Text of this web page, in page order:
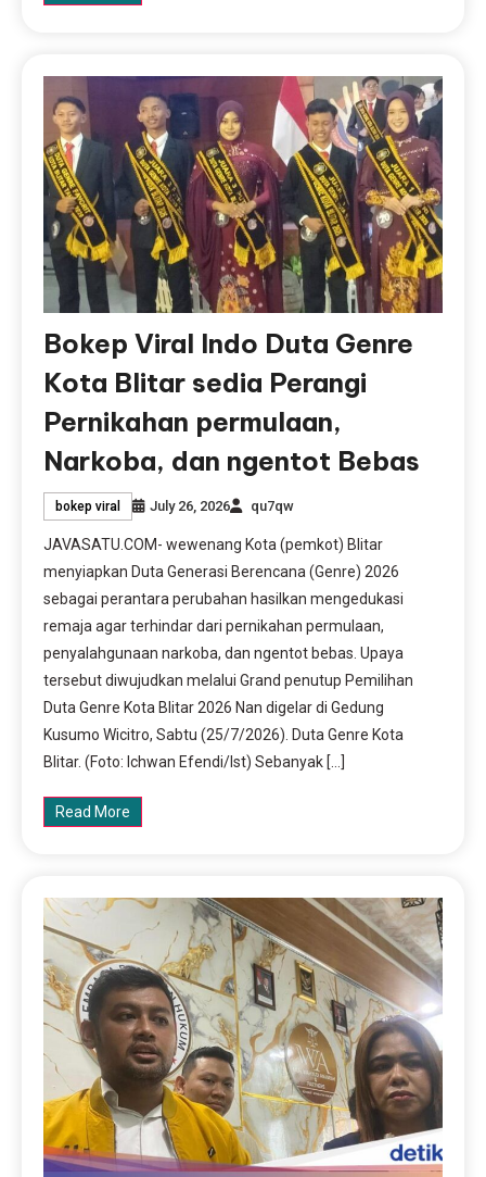
Bokep Viral Indo Duta Genre
Kota Blitar sedia Perangi
Pernikahan permulaan,
Narkoba, dan ngentot Bebas
bokep viral July 26, 2026 qu7qw
JAVASATU.COM- wewenang Kota (pemkot) Blitar
menyiapkan Duta Generasi Berencana (Genre) 2026
sebagai perantara perubahan hasilkan mengedukasi
remaja agar terhindar dari pernikahan permulaan,
penyalahgunaan narkoba, dan ngentot bebas. Upaya
tersebut diwujudkan melalui Grand penutup Pemilihan
Duta Genre Kota Blitar 2026 Nan digelar di Gedung
Kusumo Wicitro, Sabtu (25/7/2026). Duta Genre Kota
Blitar. (Foto: Ichwan Efendi/Ist) Sebanyak […]
Read More